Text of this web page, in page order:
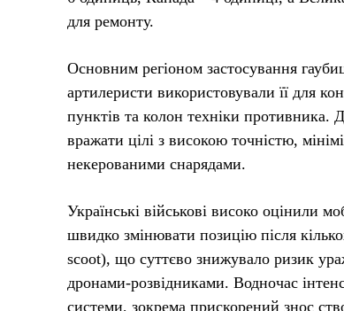
для ремонту.
Основним регіоном застосування
артилеристи використовували її для
пунктів та колон техніки
вражати цілі з високою точністю,
некерованими снарядами.
Українські військові високо оцінили
швидко змінювати позицію після
scoot), що суттєво знижувало ризик
дронами-розвідниками. Водночас
системи, зокрема прискорений знос